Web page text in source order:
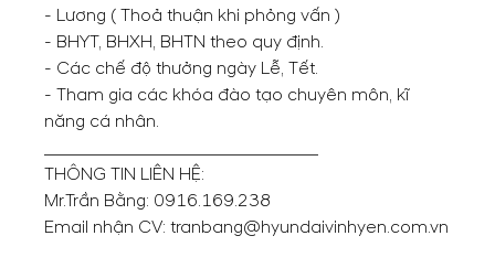
- Lương ( Thoả thuận khi phỏng vấn )
- BHYT, BHXH, BHTN theo quy định.
- Các chế độ thưởng ngày Lễ, Tết.
- Tham gia các khóa đào tạo chuyên môn, kĩ
năng cá nhân.
THÔNG TIN LIÊN HỆ:
Mr.Trần Bằng: 0916.169.238
Email nhận CV: tranbang@hyundaivinhyen.com.vn